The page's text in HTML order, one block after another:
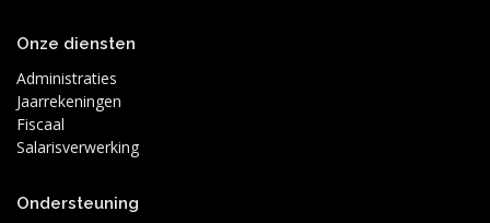
Onze diensten
Administraties
Jaarrekeningen
Fiscaal
Salarisverwerking
Ondersteuning